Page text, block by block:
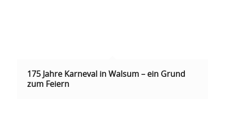
175 Jahre Karneval in Walsum – ein Grund
zum Feiern